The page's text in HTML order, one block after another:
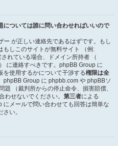
については誰に問い合わせればいいので
ー が正しい連絡先であるはずです。もし
もしこのサイトが無料サイト （例:
れている場合、ドメイン所持者 （
に連絡すべきです。phpBB Group に
を使用するかについて干渉する権限は全
phpBB Group に phpbb.com や phpBBソ
題 （裁判所からの停止命令、損害賠償、
わせないでください。 第三者による
メールで問い合わせても回答は簡単な
い。